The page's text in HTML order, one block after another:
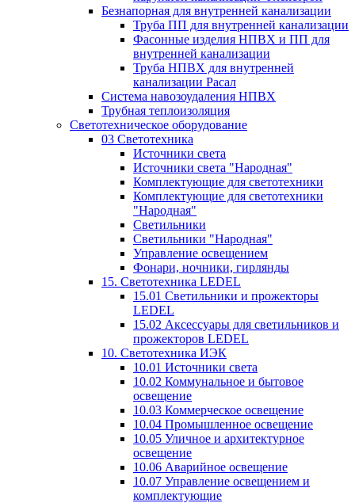
Безнапорная для внутренней канализации
Труба ПП для внутренней канализации
Фасонные изделия НПВХ и ПП для
внутренней канализации
Труба НПВХ для внутренней
канализации Расал
Система навозоудаления НПВХ
Трубная теплоизоляция
Светотехническое оборудование
03 Светотехника
Источники света
Источники света "Народная"
Комплектующие для светотехники
Комплектующие для светотехники
"Народная"
Светильники
Светильники "Народная"
Управление освещением
Фонари, ночники, гирлянды
15. Светотехника LEDEL
15.01 Светильники и прожекторы
LEDEL
15.02 Аксессуары для светильников и
прожекторов LEDEL
10. Светотехника ИЭК
10.01 Источники света
10.02 Коммунальное и бытовое
освещение
10.03 Коммерческое освещение
10.04 Промышленное освещение
10.05 Уличное и архитектурное
освещение
10.06 Аварийное освещение
10.07 Управление освещением и
комплектующие